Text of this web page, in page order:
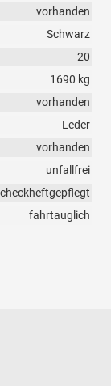
vorhanden
Schwarz
20
1690 kg
vorhanden
Leder
vorhanden
unfallfrei
fahrtauglich